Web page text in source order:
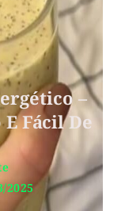
–
Fácil De
2025